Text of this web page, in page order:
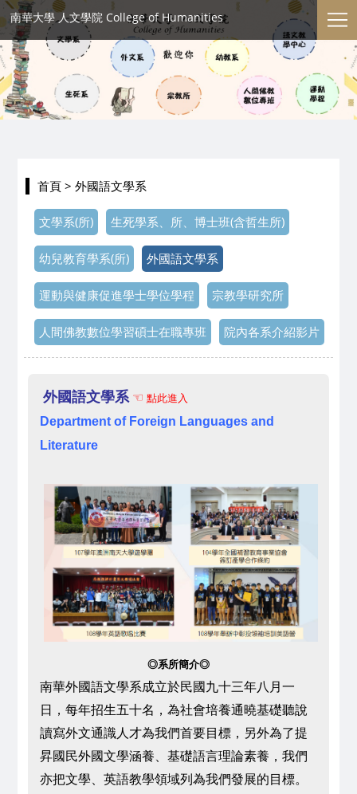
南華大學 人文學院 College of Humanities
首頁 > 外國語文學系
文學系(所) 生死學系、所、博士班(含哲生所)
幼兒教育學系(所) 外國語文學系
運動與健康促進學士學位學程 宗教學研究所
人間佛教數位學習碩士在職專班 院內各系介紹影片
外國語文學系 ☜ 點此進入
Department of Foreign Languages and
Literature
◎系所簡介◎
南華外國語文學系成立於民國九十三年八月一
日，每年招生五十名，為社會培養通曉基礎聽說
讀寫外文通識人才為我們首要目標，另外為了提
昇國民外國文學涵養、基礎語言理論素養，我們
亦把文學、英語教學領域列為我們發展的目標。